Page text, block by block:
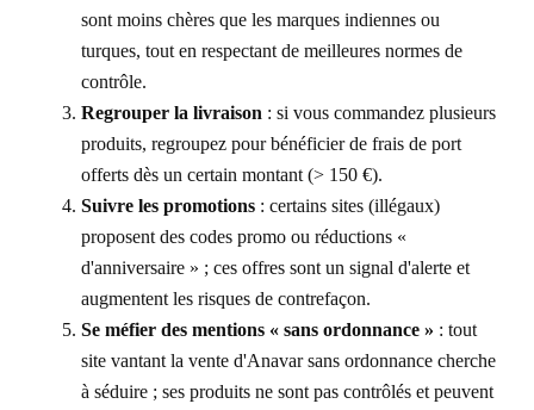
sont moins chères que les marques indiennes ou
turques, tout en respectant de meilleures normes de
contrôle.
Regrouper la livraison : si vous commandez plusieurs
produits, regroupez pour bénéficier de frais de port
offerts dès un certain montant (> 150 €).
Suivre les promotions : certains sites (illégaux)
proposent des codes promo ou réductions «
d'anniversaire » ; ces offres sont un signal d'alerte et
augmentent les risques de contrefaçon.
Se méfier des mentions « sans ordonnance » : tout
site vantant la vente d'Anavar sans ordonnance cherche
à séduire ; ses produits ne sont pas contrôlés et peuvent